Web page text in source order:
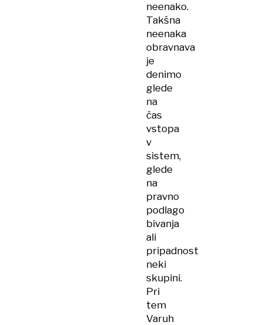
neenako.
Takšna
neenaka
obravnava
je
denimo
glede
na
čas
vstopa
v
sistem,
glede
na
pravno
podlago
bivanja
ali
pripadnost
neki
skupini.
Pri
tem
Varuh